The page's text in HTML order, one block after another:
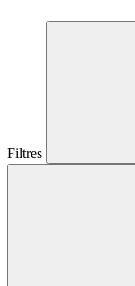
Filtres